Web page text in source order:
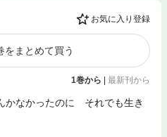
お気に入り登録
をまとめて買う
1巻から 最新刊から
かなかったのに それでも生き